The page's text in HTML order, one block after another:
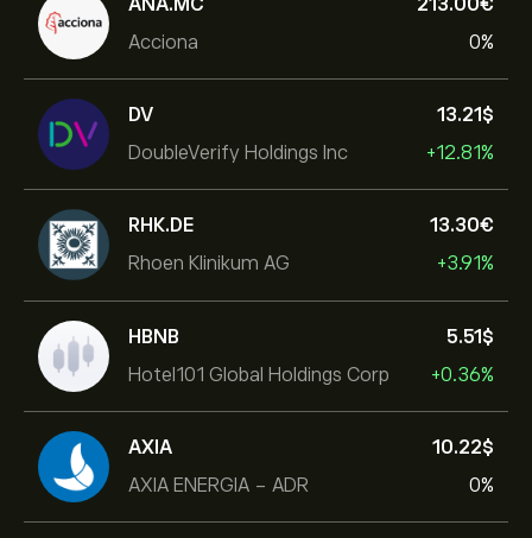
Acciona
0%
DV
DoubleVerify Holdings Inc
13.21‎$‎
+12.81%
RHK.DE
Rhoen Klinikum AG
13.30‎€‎
+3.91%
HBNB
Hotel101 Global Holdings Corp
5.51‎$‎
+0.36%
AXIA
AXIA ENERGIA - ADR
10.22‎$‎
0%